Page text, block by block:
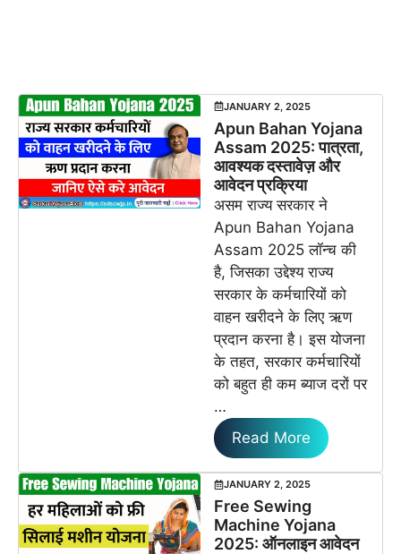
JANUARY 2, 2025
Apun Bahan Yojana
Assam 2025: पात्रता,
आवश्यक दस्तावेज़ और
आवेदन प्रक्रिया
असम राज्य सरकार ने
Apun Bahan Yojana
Assam 2025 लॉन्च की
है, जिसका उद्देश्य राज्य
सरकार के कर्मचारियों को
वाहन खरीदने के लिए ऋण
प्रदान करना है। इस योजना
के तहत, सरकार कर्मचारियों
को बहुत ही कम ब्याज दरों पर
…
Read More
JANUARY 2, 2025
Free Sewing
Machine Yojana
2025: ऑनलाइन आवेदन